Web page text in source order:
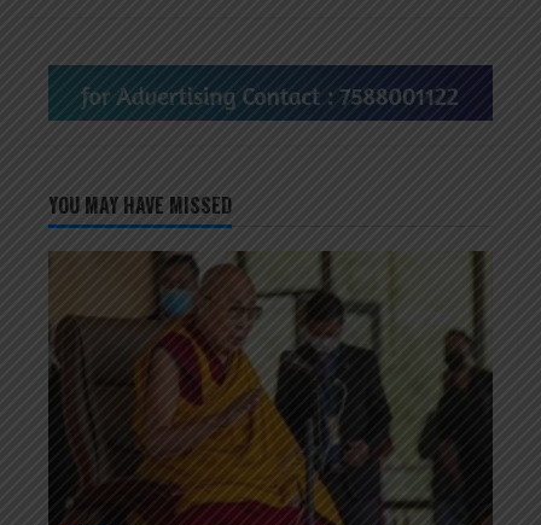
YOU MAY HAVE MISSED